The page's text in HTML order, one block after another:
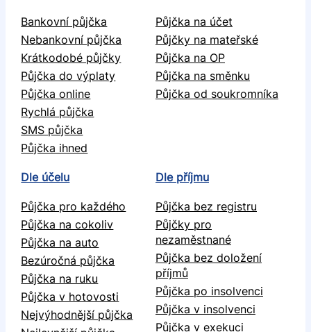
Bankovní půjčka
Nebankovní půjčka
Krátkodobé půjčky
Půjčka do výplaty
Půjčka online
Rychlá půjčka
SMS půjčka
Půjčka ihned
Půjčka na účet
Půjčky na mateřské
Půjčka na OP
Půjčka na směnku
Půjčka od soukromníka
Dle účelu
Půjčka pro každého
Půjčka na cokoliv
Půjčka na auto
Bezúročná půjčka
Půjčka na ruku
Půjčka v hotovosti
Nejvýhodnější půjčka
Dle příjmu
Půjčka bez registru
Půjčky pro
nezaměstnané
Půjčka bez doložení
příjmů
Půjčka po insolvenci
Půjčka v insolvenci
Půjčka v exekuci